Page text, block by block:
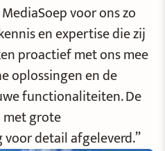
voor ons zo
en expertise die zij
proactief met ons mee
oplossingen en de
functionaliteiten. De
grote
detail afgeleverd.”